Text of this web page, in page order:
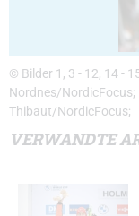
© Bilder 1, 3 - 12, 14 -
Nordnes/NordicFocus;
Thibaut/NordicFocus;
VERWANDTE